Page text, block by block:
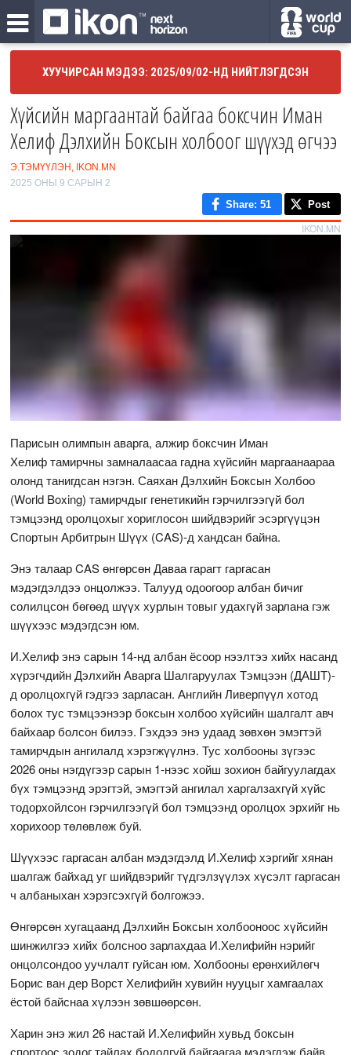
ХУУЧИРСАН МЭДЭЭ: 2025/09/02-НД НИЙТЛЭГДСЭН
Хүйсийн маргаантай байгаа боксчин Иман
Хелиф Дэлхийн Боксын холбоог шүүхэд өгчээ
Э.ТЭМҮҮЛЭН, IKON.MN
2025 ОНЫ 9 САРЫН 2
Share: 51 Post
IKON.MN
Парисын олимпын аварга, алжир боксчин Иман
Хелиф тамирчны замналаасаа гадна хүйсийн маргаанаараа
олонд танигдсан нэгэн. Саяхан Дэлхийн Боксын Холбоо
(World Boxing) тамирчдыг генетикийн гэрчилгээгүй бол
тэмцээнд оролцохыг хориглосон шийдвэрийг эсэргүүцэн
Спортын Арбитрын Шүүх (CAS)-д хандсан байна.
Энэ талаар CAS өнгөрсөн Даваа гарагт гаргасан
мэдэгдэлдээ онцолжээ. Талууд одоогоор албан бичиг
солилцсон бөгөөд шүүх хурлын товыг удахгүй зарлана гэж
шүүхээс мэдэгдсэн юм.
И.Хелиф энэ сарын 14-нд албан ёсоор нээлтээ хийх насанд
хүрэгчдийн Дэлхийн Аварга Шалгаруулах Тэмцээн (ДАШТ)-
д оролцохгүй гэдгээ зарласан. Английн Ливерпүүл хотод
болох тус тэмцээнээр боксын холбоо хүйсийн шалгалт авч
байхаар болсон билээ. Гэхдээ энэ удаад зөвхөн эмэгтэй
тамирчдын ангилалд хэрэгжүүлнэ. Тус холбооны зүгээс
2026 оны нэгдүгээр сарын 1-нээс хойш зохион байгуулагдах
бүх тэмцээнд эрэгтэй, эмэгтэй ангилал харгалзахгүй хүйс
тодорхойлсон гэрчилгээгүй бол тэмцээнд оролцох эрхийг нь
хорихоор төлөвлөж буй.
Шүүхээс гаргасан албан мэдэгдэлд И.Хелиф хэргийг хянан
шалгаж байхад уг шийдвэрийг түдгэлзүүлэх хүсэлт гаргасан
ч албаныхан хэрэгсэхгүй болгожээ.
Өнгөрсөн хугацаанд Дэлхийн Боксын холбооноос хүйсийн
шинжилгээ хийх болсноо зарлахдаа И.Хелифийн нэрийг
онцолсондоо уучлалт гуйсан юм. Холбооны ерөнхийлөгч
Борис ван дер Ворст Хелифийн хувийн нууцыг хамгаалах
ёстой байснаа хүлээн зөвшөөрсөн.
Харин энэ жил 26 настай И.Хелифийн хувьд боксын
спортоос зодог тайлах бодолгүй байгаагаа мэдэгдэж байв.